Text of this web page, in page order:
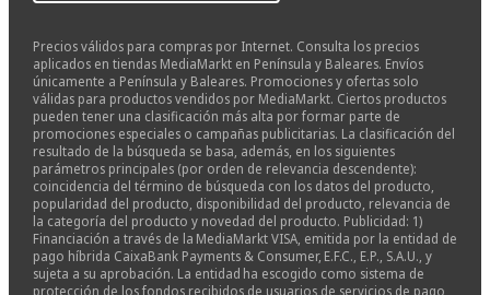
Precios válidos para compras por Internet. Consulta los precios
aplicados en tiendas MediaMarkt en Península y Baleares. Envíos
únicamente a Península y Baleares. Promociones y ofertas solo
válidas para productos vendidos por MediaMarkt. Ciertos productos
pueden tener una clasificación más alta por formar parte de
promociones especiales o campañas publicitarias. La clasificación del
resultado de la búsqueda se basa, además, en los siguientes
parámetros principales (por orden de relevancia descendente):
coincidencia del término de búsqueda con los datos del producto,
popularidad del producto, disponibilidad del producto, relevancia de
la categoría del producto y novedad del producto. Publicidad: 1)
Financiación a través de la MediaMarkt VISA, emitida por la entidad de
pago híbrida CaixaBank Payments & Consumer, E.F.C., E.P., S.A.U., y
sujeta a su aprobación. La entidad ha escogido como sistema de
protección de los fondos recibidos de usuarios de servicios de pago